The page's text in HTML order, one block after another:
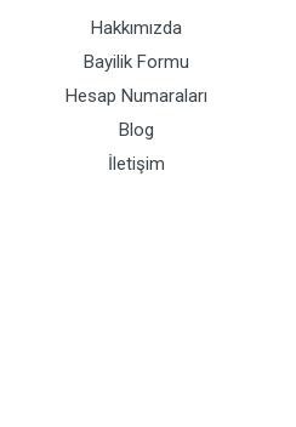
Hakkımızda
Bayilik Formu
Hesap Numaraları
Blog
İletişim